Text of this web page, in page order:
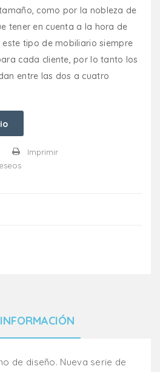
como por la nobleza de
tener en cuenta a la hora de
tipo de mobiliario siempre
cada cliente, por lo tanto los
entre las dos a cuatro
Imprimir
de diseño. Nueva serie de